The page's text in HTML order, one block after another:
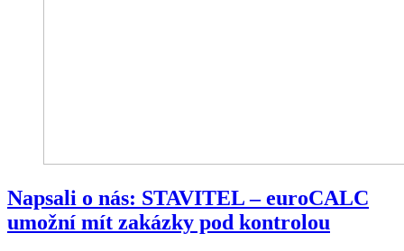
Napsali o nás: STAVITEL – euroCALC
umožní mít zakázky pod kontrolou